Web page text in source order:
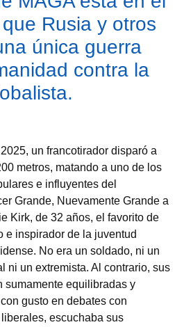
Rusia y otros
única guerra
contra la
un francotirador disparó a
metros, matando a uno de los
e influyentes del
Grande, Nuevamente Grande a
Kirk, de 32 años, el favorito de
e inspirador de la juventud
No era un soldado, ni un
ni un extremista. Al contrario, sus
sumamente equilibradas y
gusto en debates con
escuchaba sus